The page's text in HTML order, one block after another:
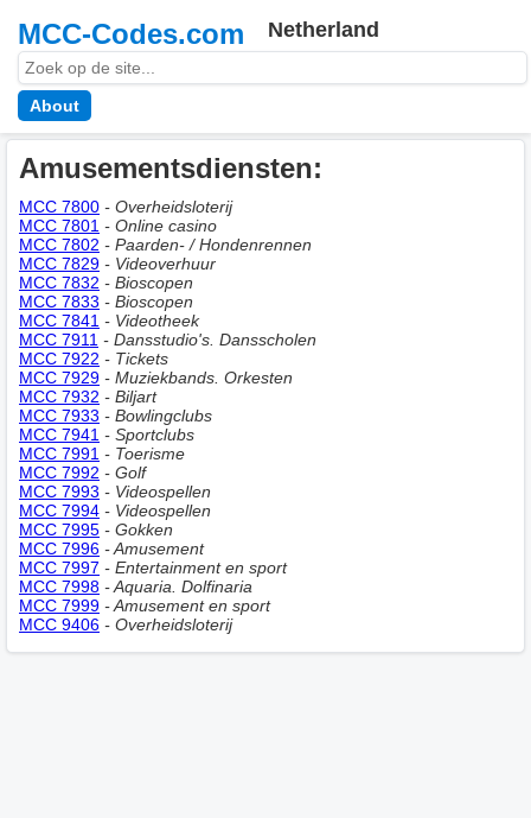
MCC-Codes.com Netherland
About
Amusementsdiensten:
MCC 7800 - Overheidsloterij
MCC 7801 - Online casino
MCC 7802 - Paarden- / Hondenrennen
MCC 7829 - Videoverhuur
MCC 7832 - Bioscopen
MCC 7833 - Bioscopen
MCC 7841 - Videotheek
MCC 7911 - Dansstudio's. Dansscholen
MCC 7922 - Tickets
MCC 7929 - Muziekbands. Orkesten
MCC 7932 - Biljart
MCC 7933 - Bowlingclubs
MCC 7941 - Sportclubs
MCC 7991 - Toerisme
MCC 7992 - Golf
MCC 7993 - Videospellen
MCC 7994 - Videospellen
MCC 7995 - Gokken
MCC 7996 - Amusement
MCC 7997 - Entertainment en sport
MCC 7998 - Aquaria. Dolfinaria
MCC 7999 - Amusement en sport
MCC 9406 - Overheidsloterij